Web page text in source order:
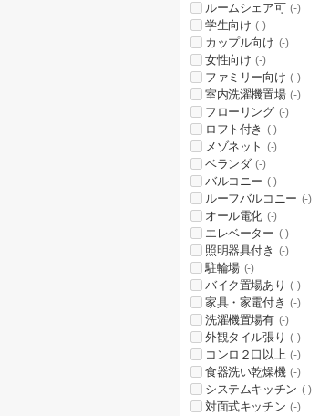
ルームシェア可 (-)
学生向け (-)
カップル向け (-)
女性向け (-)
ファミリー向け (-)
室内洗濯機置場 (-)
フローリング (-)
ロフト付き (-)
メゾネット (-)
ベランダ (-)
バルコニー (-)
ルーフバルコニー (-)
オール電化 (-)
エレベーター (-)
照明器具付き (-)
駐輪場 (-)
バイク置場あり (-)
家具・家電付き (-)
洗濯機置場有 (-)
外観タイル張り (-)
コンロ２口以上 (-)
食器洗い乾燥機 (-)
システムキッチン (-)
対面式キッチン (-)